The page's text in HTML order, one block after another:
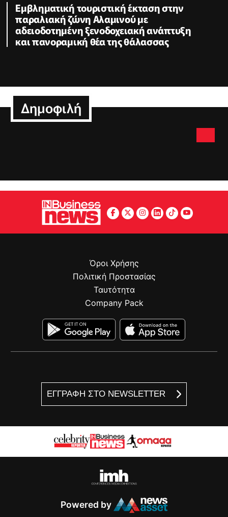
Εμβληματική τουριστική έκταση στην
παραλιακή ζώνη Αλαμινού με
αδειοδοτημένη ξενοδοχειακή ανάπτυξη
και πανοραμική θέα της θάλασσας
Δημοφιλή
ΕΓΓΡΑΦΗ ΣΤΟ NEWSLETTER
Όροι Χρήσης
Πολιτική Προστασίας
Ταυτότητα
Company Pack
Powered by